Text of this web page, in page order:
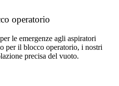
operatorio
le emergenze agli aspiratori
per il blocco operatorio, i nostri
precisa del vuoto.